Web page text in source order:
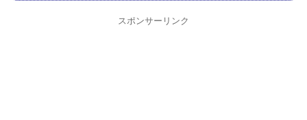
スポンサーリンク